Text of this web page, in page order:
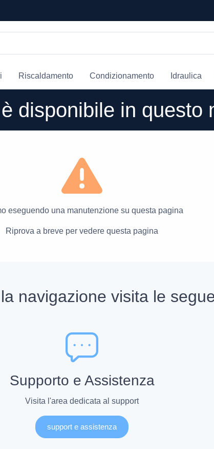
Riscaldamento Condizionamento Idraulica
disponibile in questo
eseguendo una manutenzione su questa pagina
Riprova a breve per vedere questa pagina
navigazione visita le
Supporto e Assistenza
Visita l'area dedicata al support
support e assistenza